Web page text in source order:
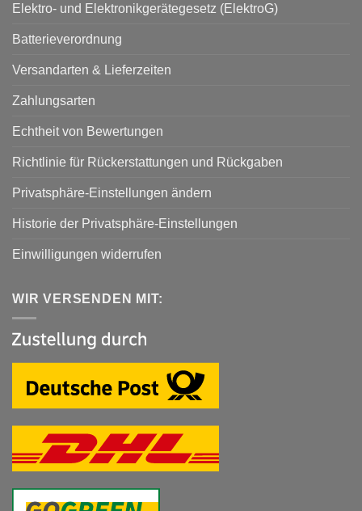
Elektro- und Elektronikgerätegesetz (ElektroG)
Batterieverordnung
Versandarten & Lieferzeiten
Zahlungsarten
Echtheit von Bewertungen
Richtlinie für Rückerstattungen und Rückgaben
Privatsphäre-Einstellungen ändern
Historie der Privatsphäre-Einstellungen
Einwilligungen widerrufen
WIR VERSENDEN MIT: